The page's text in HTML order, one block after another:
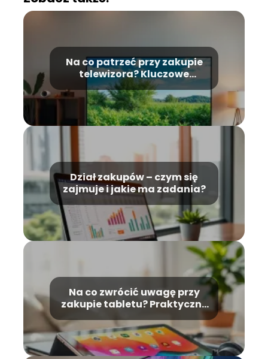
Na co patrzeć przy zakupie
telewizora? Kluczowe
wskazówki dla kupujących
Dział zakupów – czym się
zajmuje i jakie ma zadania?
Na co zwrócić uwagę przy
zakupie tabletu? Praktyczny